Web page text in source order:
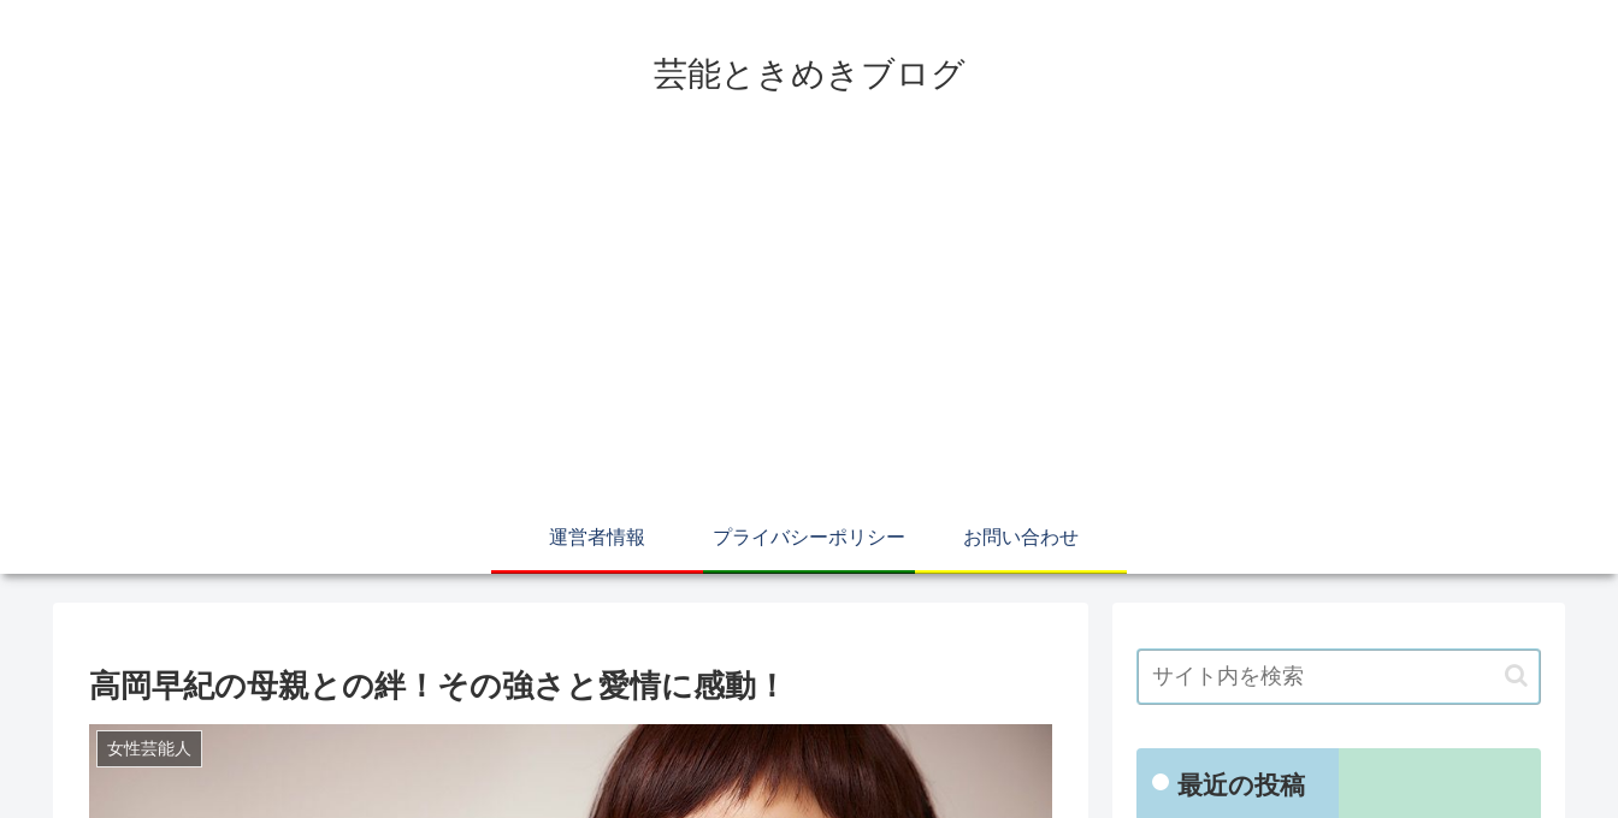
芸能ときめきブログ
運営者情報 プライバシーポリシー お問い合わせ
高岡早紀の母親との絆！その強さと愛情に感動！
女性芸能人
最近の投稿